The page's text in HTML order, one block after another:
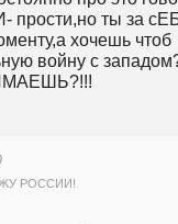
ты за
хочешь чтоб
войну с
РОССИИ!